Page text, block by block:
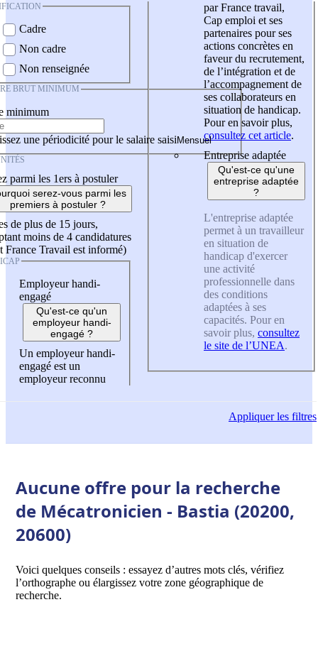
Cadre
Non cadre
Non renseignée
BRUT MINIMUM
minimum
une périodicité pour le salaire saisi
parmi les 1ers à postuler
serez-vous parmi les
premiers à postuler ?
de plus de 15 jours,
moins de 4 candidatures
France Travail est informé)
Employeur handi-
engagé
Qu'est-ce qu'un
employeur handi-
engagé ?
Un employeur handi-
engagé est un
employeur reconnu
par France travail,
Cap emploi et ses
partenaires pour ses
actions concrètes en
faveur du recrutement,
de l’intégration et de
l’accompagnement de
ses collaborateurs en
situation de handicap.
Pour en savoir plus,
consultez cet article.
Entreprise adaptée
Qu'est-ce qu'une
entreprise adaptée
?
L'entreprise adaptée
permet à un travailleur
en situation de
handicap d'exercer
une activité
professionnelle dans
des conditions
adaptées à ses
capacités. Pour en
savoir plus, consultez
le site de l’UNEA.
Appliquerles filtres
Aucune offre pour la recherche
de Mécatronicien - Bastia (20200,
20600)
Voici quelques conseils : essayez d’autres mots clés, vérifiez
l’orthographe ou élargissez votre zone géographique de
recherche.